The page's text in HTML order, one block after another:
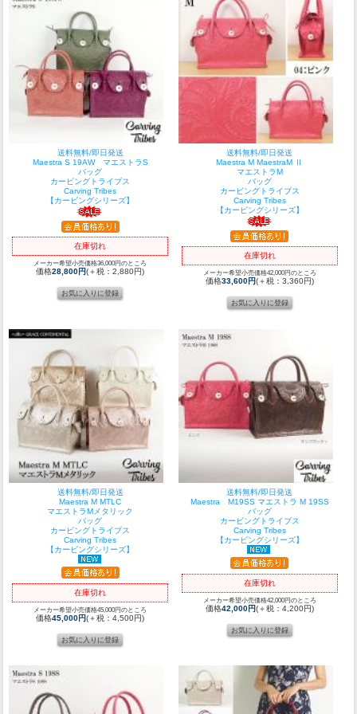
送料無料/即日発送
Maestra S 19AW マエストラS
バッグ
カービングトライブス
Carving Tribes
【カービングシリーズ】
在庫切れ
メーカー希望小売価格36,000円のところ
価格28,800円(＋税：2,880円)
送料無料/即日発送
Maestra M MaestraM Ⅱ
マエストラM
バッグ
カービングトライブス
Carving Tribes
【カービングシリーズ】
在庫切れ
メーカー希望小売価格42,000円のところ
価格33,600円(＋税：3,360円)
送料無料/即日発送
Maestra M MTLC
マエストラMメタリック
バッグ
カービングトライブス
Carving Tribes
【カービングシリーズ】
在庫切れ
メーカー希望小売価格45,000円のところ
価格45,000円(＋税：4,500円)
送料無料/即日発送
Maestra M19SS マエストラ M 19SS
バッグ
カービングトライブス
Carving Tribes
【カービングシリーズ】
在庫切れ
メーカー希望小売価格42,000円のところ
価格42,000円(＋税：4,200円)